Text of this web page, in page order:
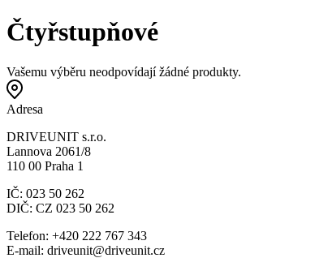
Čtyřstupňové
Vašemu výběru neodpovídají žádné produkty.
Adresa
DRIVEUNIT s.r.o.
Lannova 2061/8
110 00 Praha 1
IČ: 023 50 262
DIČ: CZ 023 50 262
Telefon: +420 222 767 343
E-mail: driveunit@driveunit.cz